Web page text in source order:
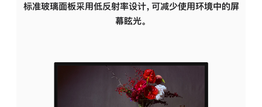
标准玻璃面板采用低反射率设计，可减少使用环境中的屏
幕眩光。